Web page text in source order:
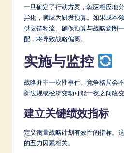
一旦确定了行动方案，就应相应地
异化，就应为研发预算。如果成本
供应链物流。确保预算与战略意图
配，将导致战略偏离。
实施与监控
战略并非一次性事件。竞争格局会
新法规或经济变动可能一夜之间改变
建立关键绩效指标
定义衡量战略计划有效性的指标。
的五力因素相关。